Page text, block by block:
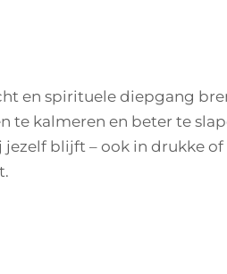
en spirituele diepgang
te kalmeren en beter te
blijft – ook in drukke